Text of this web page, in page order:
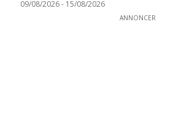
09/08/2026- 15/08/2026
ANNONCER